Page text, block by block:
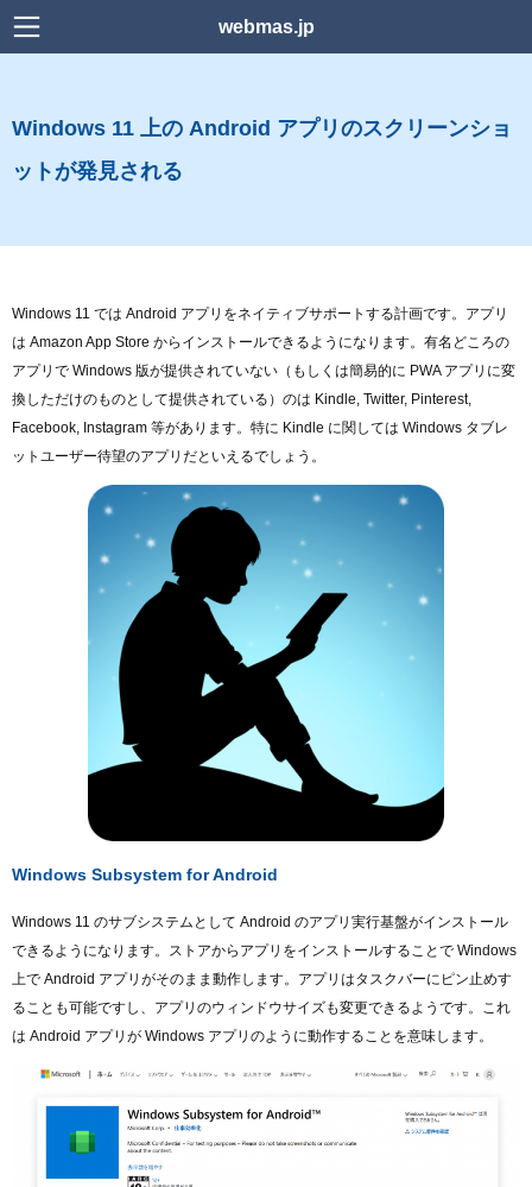
webmas.jp
Home
Power Platform
WordPress
HTML
CSS
Downlord
Windows 11 上の Android アプリのスクリーンショ
ットが発見される
Windows 11 では Android アプリをネイティブサポートする計画です。アプリ
は Amazon App Store からインストールできるようになります。有名どころの
アプリで Windows 版が提供されていない（もしくは簡易的に PWA アプリに変
換しただけのものとして提供されている）のは Kindle, Twitter, Pinterest,
Facebook, Instagram 等があります。特に Kindle に関しては Windows タブレ
ットユーザー待望のアプリだといえるでしょう。
Windows Subsystem for Android
Windows 11 のサブシステムとして Android のアプリ実行基盤がインストール
できるようになります。ストアからアプリをインストールすることで Windows
上で Android アプリがそのまま動作します。アプリはタスクバーにピン止めす
ることも可能ですし、アプリのウィンドウサイズも変更できるようです。これ
は Android アプリが Windows アプリのように動作することを意味します。